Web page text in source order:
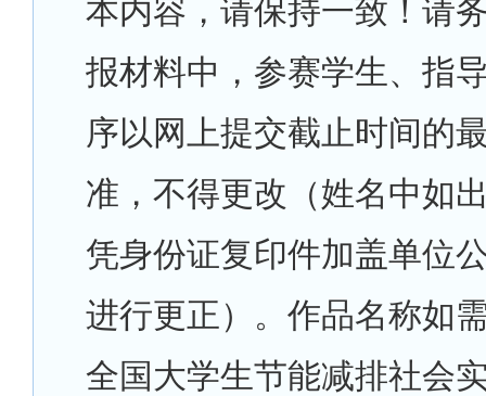
本内容，请保持一致！请
报材料中，参赛学生、指
序以网上提交截止时间的
准，不得更改（姓名中如
凭身份证复印件加盖单位
进行更正）。作品名称如
全国大学生节能减排社会